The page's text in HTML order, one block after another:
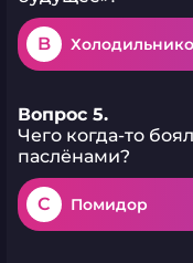
B
Вопрос 5.
Чего когда-то
паслёнами?
C Помидор